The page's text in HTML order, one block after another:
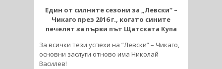
Един от силните сезони за „Левски“ –
Чикаго през 2016 г., когато сините
печелят за първи път Щатската Купа
За всички тези успехи на “Левски” – Чикаго,
основни заслуги отново има Николай
Василев!